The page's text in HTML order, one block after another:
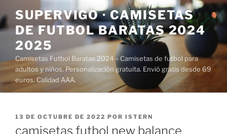
al
contenido
SUPERVIGO · CAMISETAS
DE FUTBOL BARATAS 2024
2025
Camisetas Futbol Baratas 2024 – Camisetas de futbol para
adultos y niños. Personalización gratuita. Envió gratis desde 69
euros. Calidad AAA.
PUBLICADO
13 DE OCTUBRE DE 2022 POR ISTERN
camisetas futbol new balance